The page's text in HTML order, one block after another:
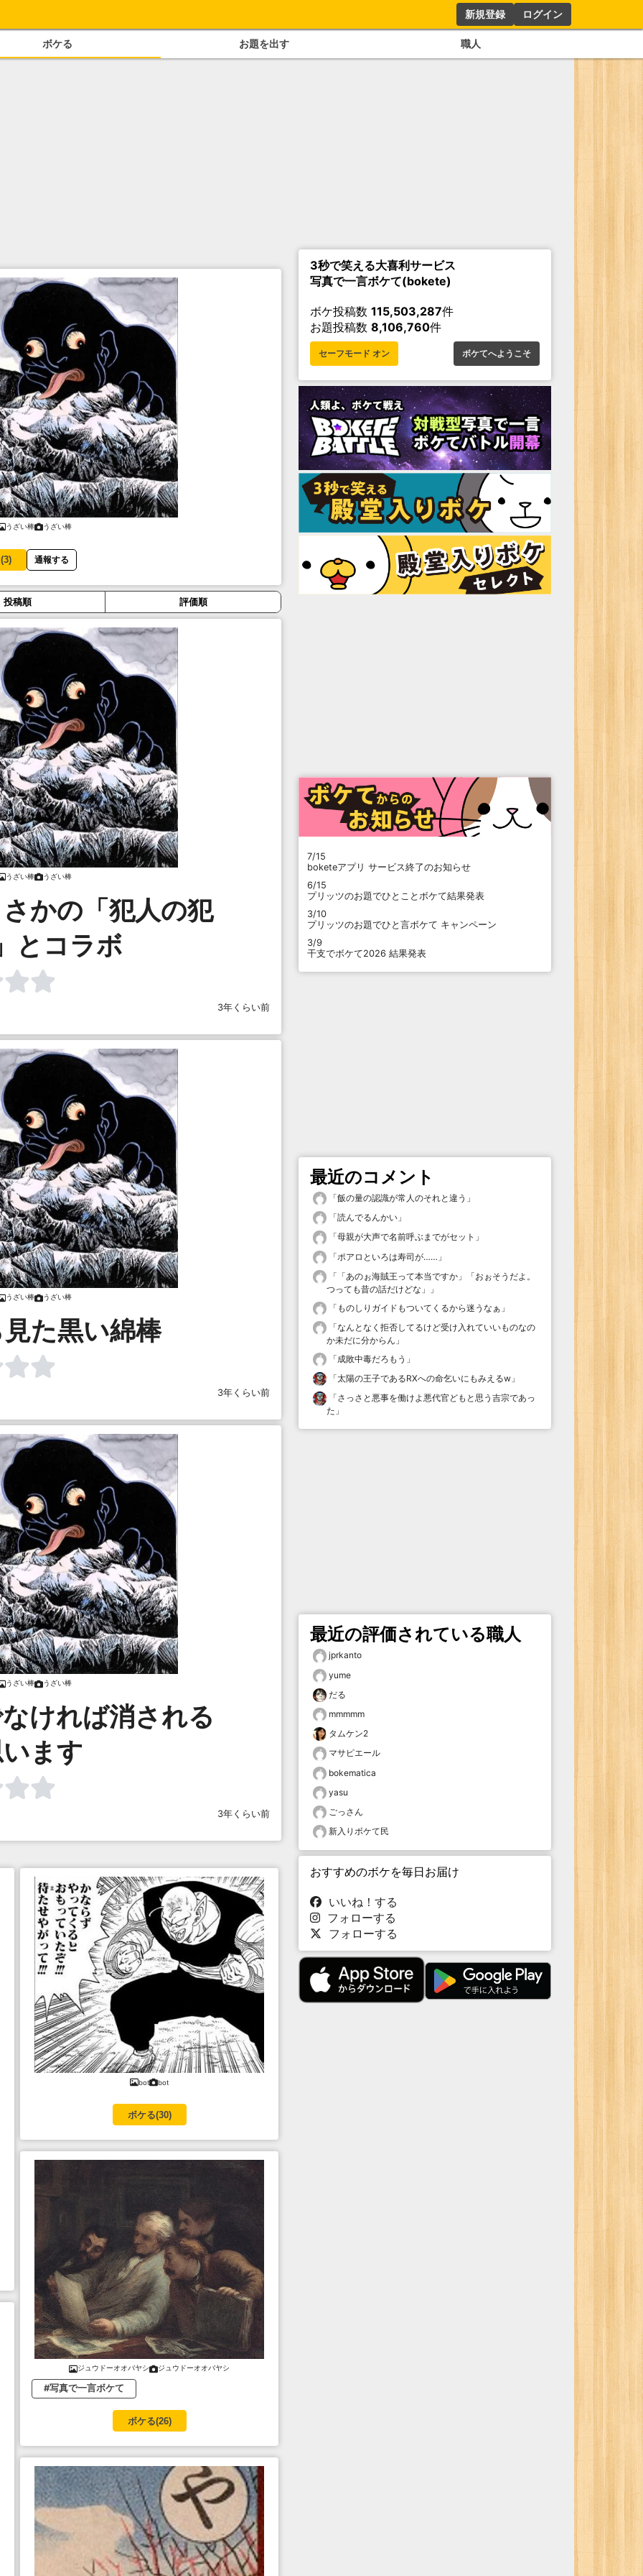
新規登録 ログイン
ボケる お題を出す 職人
うざい棒 うざい棒
3) 通報する
投稿順 評価順
うざい棒 うざい棒
かの「犯人の犯
とコラボ
3年くらい前
うざい棒 うざい棒
た黒い綿棒
3年くらい前
うざい棒 うざい棒
ければ消される
ます
3年くらい前
bot bot
ボケる(30)
ジュウドーオオバヤシ ジュウドーオオバヤシ
#写真で一言ボケて
ボケる(26)
3秒で笑える大喜利サービス
写真で一言ボケて(bokete)
ボケ投稿数 115,503,287件
お題投稿数 8,106,760件
セーフモード オン ボケてへようこそ
7/15
boketeアプリ サービス終了のお知らせ
6/15
プリッツのお題でひとことボケて結果発表
3/10
プリッツのお題でひと言ボケて キャンペーン
3/9
干支でボケて2026 結果発表
最近のコメント
「飯の量の認識が常人のそれと違う 」
「読んでるんかい 」
「母親が大声で名前呼ぶまでがセット 」
「ポアロといろは寿司が…… 」
「 「あのぉ海賊王って本当ですか」「おぉそうだよ。
つっても昔の話だけどな」
」
「 ものしりガイドもついてくるから迷うなぁ 」
「なんとなく拒否してるけど受け入れていいものなの
か未だに分からん 」
「成敗中毒だろもう 」
「太陽の王子であるRXへの命乞いにもみえるw 」
「さっさと悪事を働けよ悪代官どもと思う吉宗であっ
た 」
最近の評価されている職人
jprkanto
yume
だる
mmmmm
タムケン2
マサピエール
bokematica
yasu
ごっさん
新入りボケて民
おすすめのボケを毎日お届け
いいね！する
フォローする
フォローする